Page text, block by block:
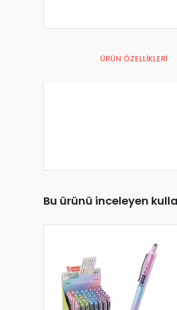
ÜRÜN ÖZELLİKLERİ
Bu ürünü inceleyen